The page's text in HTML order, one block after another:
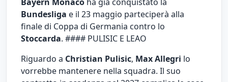
Bayern Monaco ha già conquistato la
Bundesliga e il 23 maggio parteciperà alla
finale di Coppa di Germania contro lo
Stoccarda. #### PULISIC E LEAO
Riguardo a Christian Pulisic, Max Allegri lo
vorrebbe mantenere nella squadra. Il suo